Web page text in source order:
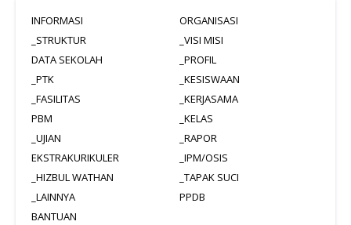
INFORMASI
ORGANISASI
_STRUKTUR
_VISI MISI
DATA SEKOLAH
_PROFIL
_PTK
_KESISWAAN
_FASILITAS
_KERJASAMA
PBM
_KELAS
_UJIAN
_RAPOR
EKSTRAKURIKULER
_IPM/OSIS
_HIZBUL WATHAN
_TAPAK SUCI
_LAINNYA
PPDB
BANTUAN